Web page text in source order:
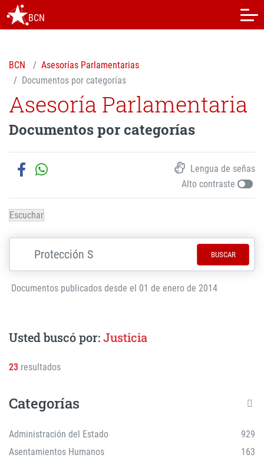
BCN
BCN
Asesorías Parlamentarias
Documentos por categorías
Asesoría Parlamentaria
Documentos por categorías
Lengua de señas
Alto contraste
Escuchar
BUSCAR
Documentos publicados desde el 01 de enero de 2014
Usted buscó por:Justicia
23 resultados
Categorías
Administración del Estado
929
Asentamientos Humanos
163